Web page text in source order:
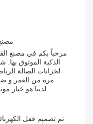
مرحباً بكم في مصنع
الذكية الموثوق
مرة من العمر و
لدينا هو خيار
تم تصميم قفل